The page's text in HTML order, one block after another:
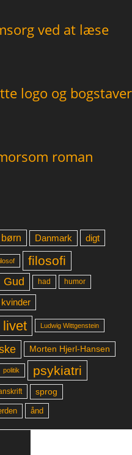
ved at læse
logo og bogstaver
roman
børn Danmark digt
filosofi
Gud had humor
kvinder
livet Ludwig Wittgenstein
Morten Hjerl-Hansen
politik psykiatri
sprog
ånd